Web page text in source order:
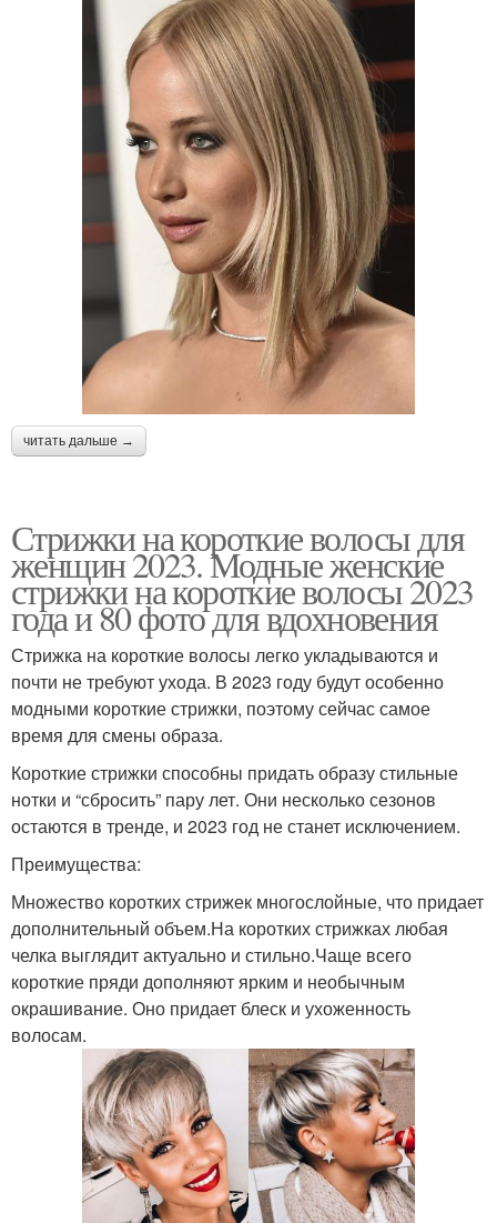
читать дальше →
Стрижки на короткие волосы для
женщин 2023. Модные женские
стрижки на короткие волосы 2023
года и 80 фото для вдохновения
Стрижка на короткие волосы легко укладываются и
почти не требуют ухода. В 2023 году будут особенно
модными короткие стрижки, поэтому сейчас самое
время для смены образа.
Короткие стрижки способны придать образу стильные
нотки и “сбросить” пару лет. Они несколько сезонов
остаются в тренде, и 2023 год не станет исключением.
Преимущества:
Множество коротких стрижек многослойные, что придает
дополнительный объем.На коротких стрижках любая
челка выглядит актуально и стильно.Чаще всего
короткие пряди дополняют ярким и необычным
окрашивание. Оно придает блеск и ухоженность
волосам.